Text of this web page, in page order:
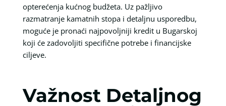
opterećenja kućnog budžeta. Uz pažljivo
razmatranje kamatnih stopa i detaljnu usporedbu,
moguće je pronaći najpovoljniji kredit u Bugarskoj
koji će zadovoljiti specifične potrebe i financijske
ciljeve.
Važnost Detaljnog